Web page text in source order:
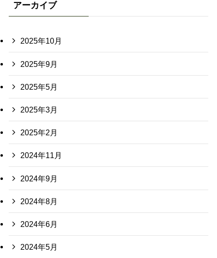
アーカイブ
2025年10月
2025年9月
2025年5月
2025年3月
2025年2月
2024年11月
2024年9月
2024年8月
2024年6月
2024年5月